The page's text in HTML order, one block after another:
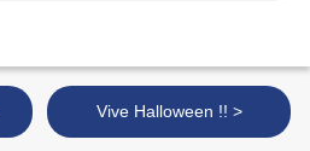
Vive Halloween !! >